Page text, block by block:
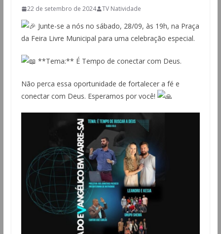
22 de setembro de 2024 TV Natividade
Junte-se a nós no sábado, 28/09, às 19h, na Praça
da Feira Livre Municipal para uma celebração especial.
**Tema:** É Tempo de conectar com Deus.
Não perca essa oportunidade de fortalecer a fé e
conectar com Deus. Esperamos por você!